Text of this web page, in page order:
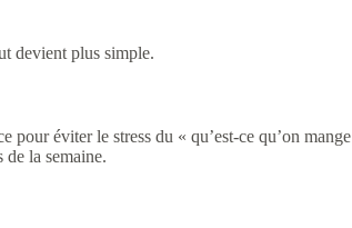
devient plus simple.
pour éviter le stress du « qu’est-ce qu’on mange
de la semaine.